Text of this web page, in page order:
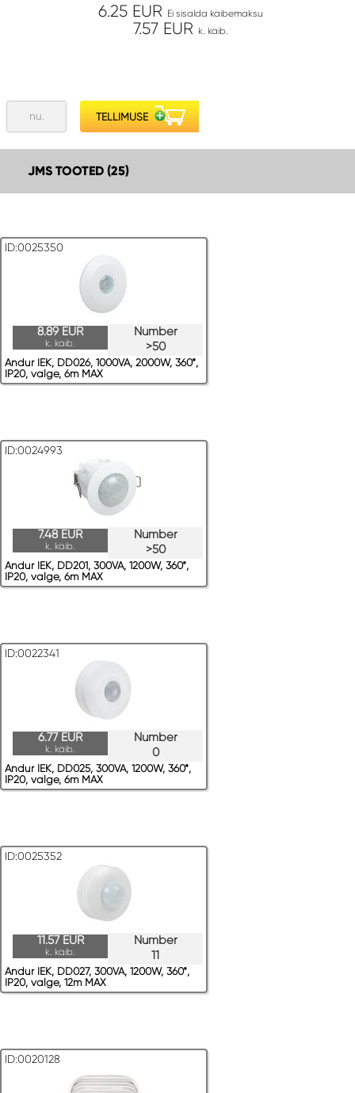
6.25 EUR Ei sisalda käibemaksu
7.57 EUR k. käib.
JMS TOOTED (25)
ID:0025350
Number
>50
8.89 EUR
k. käib.
Andur IEK, DD026, 1000VA, 2000W, 360*,
IP20, valge, 6m MAX
ID:0024993
Number
>50
7.48 EUR
k. käib.
Andur IEK, DD201, 300VA, 1200W, 360*,
IP20, valge, 6m MAX
ID:0022341
Number
0
6.77 EUR
k. käib.
Andur IEK, DD025, 300VA, 1200W, 360*,
IP20, valge, 6m MAX
ID:0025352
Number
11
11.57 EUR
k. käib.
Andur IEK, DD027, 300VA, 1200W, 360*,
IP20, valge, 12m MAX
ID:0020128